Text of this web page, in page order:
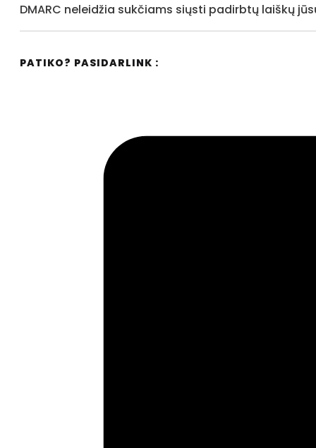
DMARC neleidžia sukčiams siųsti padirbtų laiškų
PATIKO? PASIDARLINK :